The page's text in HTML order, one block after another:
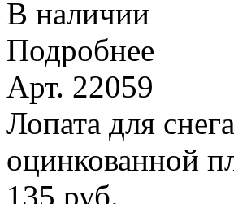
В наличии
Подробнее
Арт. 22059
Лопата для
оцинкованной
135 руб.